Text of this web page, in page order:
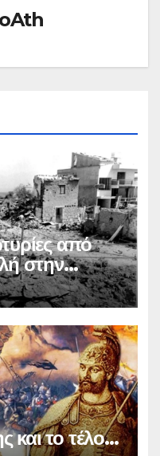
από
στην
και το τέλος